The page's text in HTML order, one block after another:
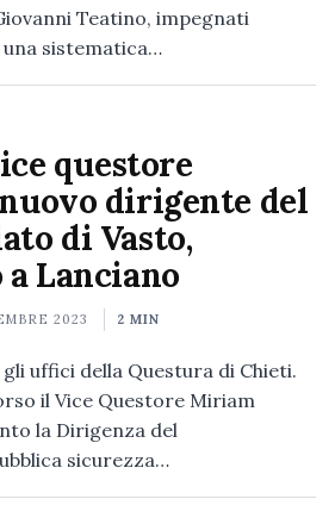
Teatino, impegnati
sistematica…
questore
dirigente del
di Vasto,
a Lanciano
2023 2 MIN
uffici della Questura di Chieti.
il Vice Questore Miriam
la Dirigenza del
sicurezza…